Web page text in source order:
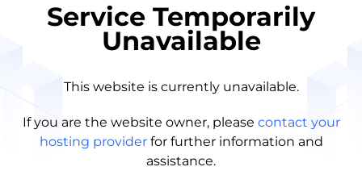
Service Temporarily
Unavailable
This website is currently unavailable.
If you are the website owner, please contact your
hosting provider for further information and
assistance.